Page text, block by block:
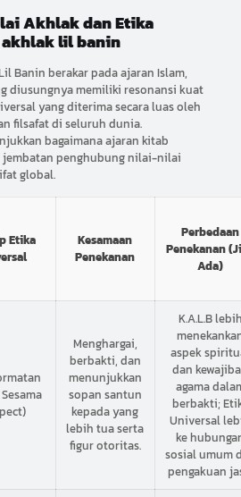
Akhlak dan Etika
lil banin
Banin berakar pada ajaran Islam,
diusungnya memiliki resonansi kuat
yang diterima secara luas oleh
filsafat di seluruh dunia.
bagaimana ajaran kitab
penghubung nilai-nilai
global.
Etika
Kesamaan
Penekanan
Perbedaan
Penekanan
Ada)
Menghargai,
berbakti, dan
menunjukkan
sopan santun
kepada yang
lebih tua serta
figur otoritas.
K.A.L.B
aspek
dan
agama
berbakti;
Universal
ke
sosial umum
pengakuan